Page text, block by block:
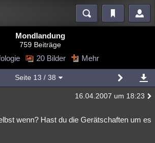
Blogs Videos
Mystery Kriminalfälle
Technologie Ufologie
Mondlandung
759 Beiträge
20 Bilder Mehr
Seite 13 / 38
16.04.2007 um 18:23
wenn? Hast du die Gerätschaften um es